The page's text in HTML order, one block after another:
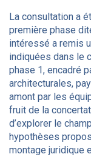
La consultation a
première phase
intéressé a remis
indiquées dans le
phase 1, encadré
architecturales,
amont par les
fruit de la
d’explorer le
hypothèses
montage juridique